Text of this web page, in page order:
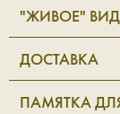
"ЖИВОЕ"
ДОСТАВКА
ПАМЯТКА